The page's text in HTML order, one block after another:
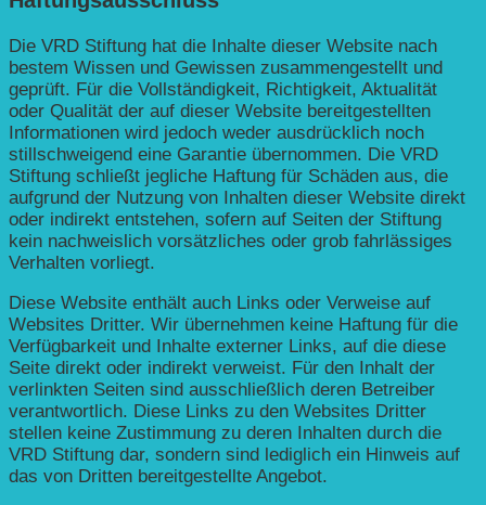
Die VRD Stiftung hat die Inhalte dieser Website nach
bestem Wissen und Gewissen zusammengestellt und
geprüft. Für die Vollständigkeit, Richtigkeit, Aktualität
oder Qualität der auf dieser Website bereitgestellten
Informationen wird jedoch weder ausdrücklich noch
stillschweigend eine Garantie übernommen. Die VRD
Stiftung schließt jegliche Haftung für Schäden aus, die
aufgrund der Nutzung von Inhalten dieser Website direkt
oder indirekt entstehen, sofern auf Seiten der Stiftung
kein nachweislich vorsätzliches oder grob fahrlässiges
Verhalten vorliegt.
Diese Website enthält auch Links oder Verweise auf
Websites Dritter. Wir übernehmen keine Haftung für die
Verfügbarkeit und Inhalte externer Links, auf die diese
Seite direkt oder indirekt verweist. Für den Inhalt der
verlinkten Seiten sind ausschließlich deren Betreiber
verantwortlich. Diese Links zu den Websites Dritter
stellen keine Zustimmung zu deren Inhalten durch die
VRD Stiftung dar, sondern sind lediglich ein Hinweis auf
das von Dritten bereitgestellte Angebot.